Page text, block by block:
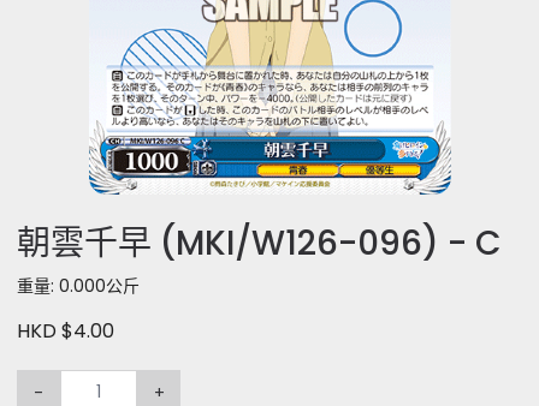
朝雲千早 (MKI/W126-096) - C
重量: 0.000公斤
HKD $4.00
- +